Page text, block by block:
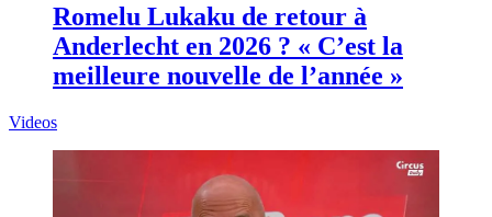
Romelu Lukaku de retour à
Anderlecht en 2026 ? « C’est la
meilleure nouvelle de l’année »
Videos